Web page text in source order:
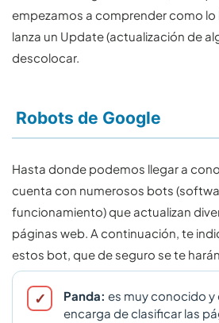
empezamos a comprender como lo
lanza un Update (actualización de
descolocar.
Robots de Google
Hasta donde podemos llegar a
cuenta con numerosos bots
funcionamiento) que actualizan
páginas web. A continuación, te
estos bot, que de seguro se te
Panda: es muy conocido y
encarga de clasificar las